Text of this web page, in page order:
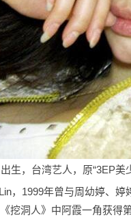
生，台湾艺人，原“3EP美
，1999年曾与周幼婷、
挖洞人》中阿霞一角获得